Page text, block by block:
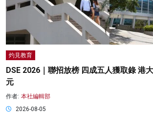
灼見教育
DSE 2026｜聯招放榜 四成五人獲取錄 港
元
作者: 本社編輯部
2026-08-05